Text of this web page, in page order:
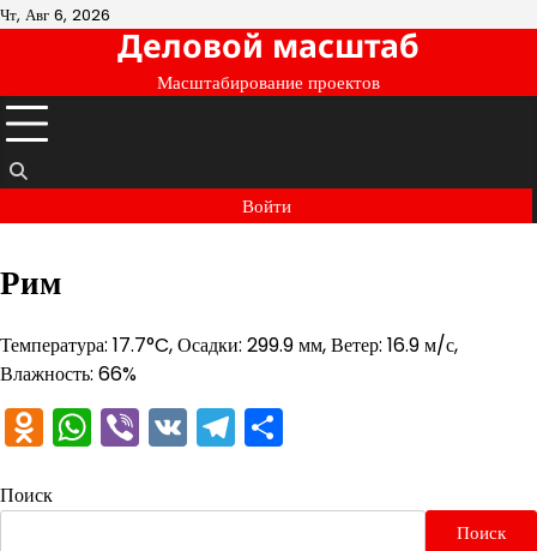
Перейти
Чт, Авг 6, 2026
Деловой масштаб
Масштабирование проектов
Войти
Рим
Температура: 17.7°C, Осадки: 299.9 мм, Ветер: 16.9 м/с,
Влажность: 66%
Odnoklassniki
WhatsApp
Viber
VKTelegram
Поиск
Поиск